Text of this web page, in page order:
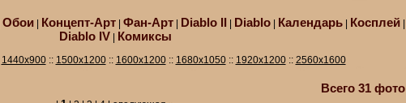
Обои| Концепт-Арт| Фан-Арт| Diablo II Diablo| Календарь| Косплей|
Diablo IV Комиксы
1440x900:: 1500x1200:: 1600x1200:: 1680x1050:: 1920x1200:: 2560x1600
Всего 31 фото